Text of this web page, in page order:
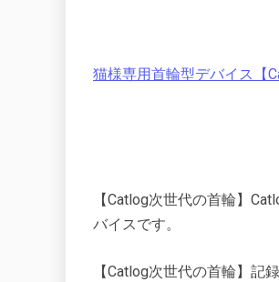
猫様専用首輪型デバイス【
【Catlog次世代の首輪】
バイスです。
【Catlog次世代の首輪】記